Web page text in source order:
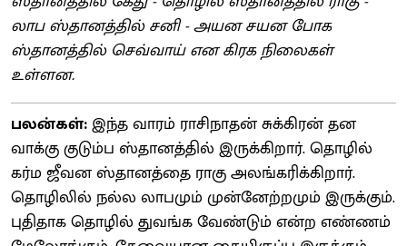
லாப ஸ்தானத்தில் சனி - அயன சயன போக
ஸ்தானத்தில் செவ்வாய் என கிரக நிலைகள்
உள்ளன.
பலன்கள்:இந்த வாரம் ராசிநாதன் சுக்கிரன் தன
வாக்கு குடும்ப ஸ்தானத்தில் இருக்கிறார். தொழில்
கர்ம ஜீவன ஸ்தானத்தை ராகு அலங்கரிக்கிறார்.
தொழிலில் நல்ல லாபமும் முன்னேற்றமும் இருக்கும்.
புதிதாக தொழில் துவங்க வேண்டும் என்ற எண்ணம்